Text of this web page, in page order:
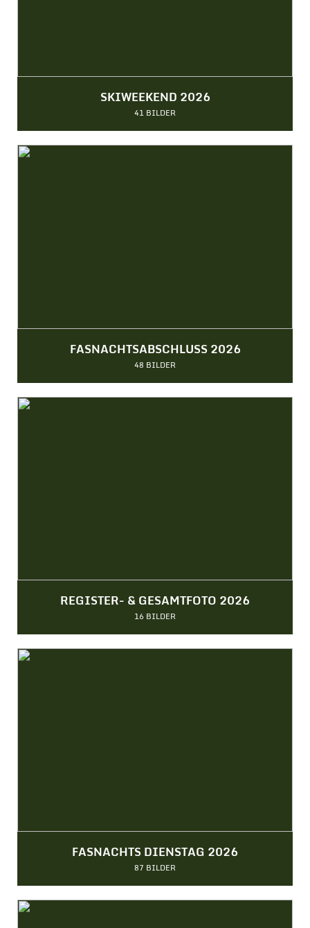
SKIWEEKEND 2026
41 BILDER
FASNACHTSABSCHLUSS 2026
48 BILDER
REGISTER- & GESAMTFOTO 2026
16 BILDER
FASNACHTS DIENSTAG 2026
87 BILDER